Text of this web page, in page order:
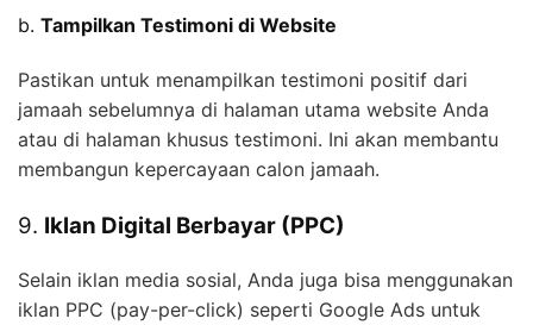
b. Tampilkan Testimoni di Website
Pastikan untuk menampilkan testimoni positif dari
jamaah sebelumnya di halaman utama website Anda
atau di halaman khusus testimoni. Ini akan membantu
membangun kepercayaan calon jamaah.
9. Iklan Digital Berbayar (PPC)
Selain iklan media sosial, Anda juga bisa menggunakan
iklan PPC (pay-per-click) seperti Google Ads untuk